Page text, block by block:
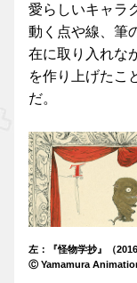
愛らしいキャラ
動く点や線、筆
在に取り入れな
を作り上げたこ
だ。
左：『怪物学抄』（
Ⓒ Yamamura